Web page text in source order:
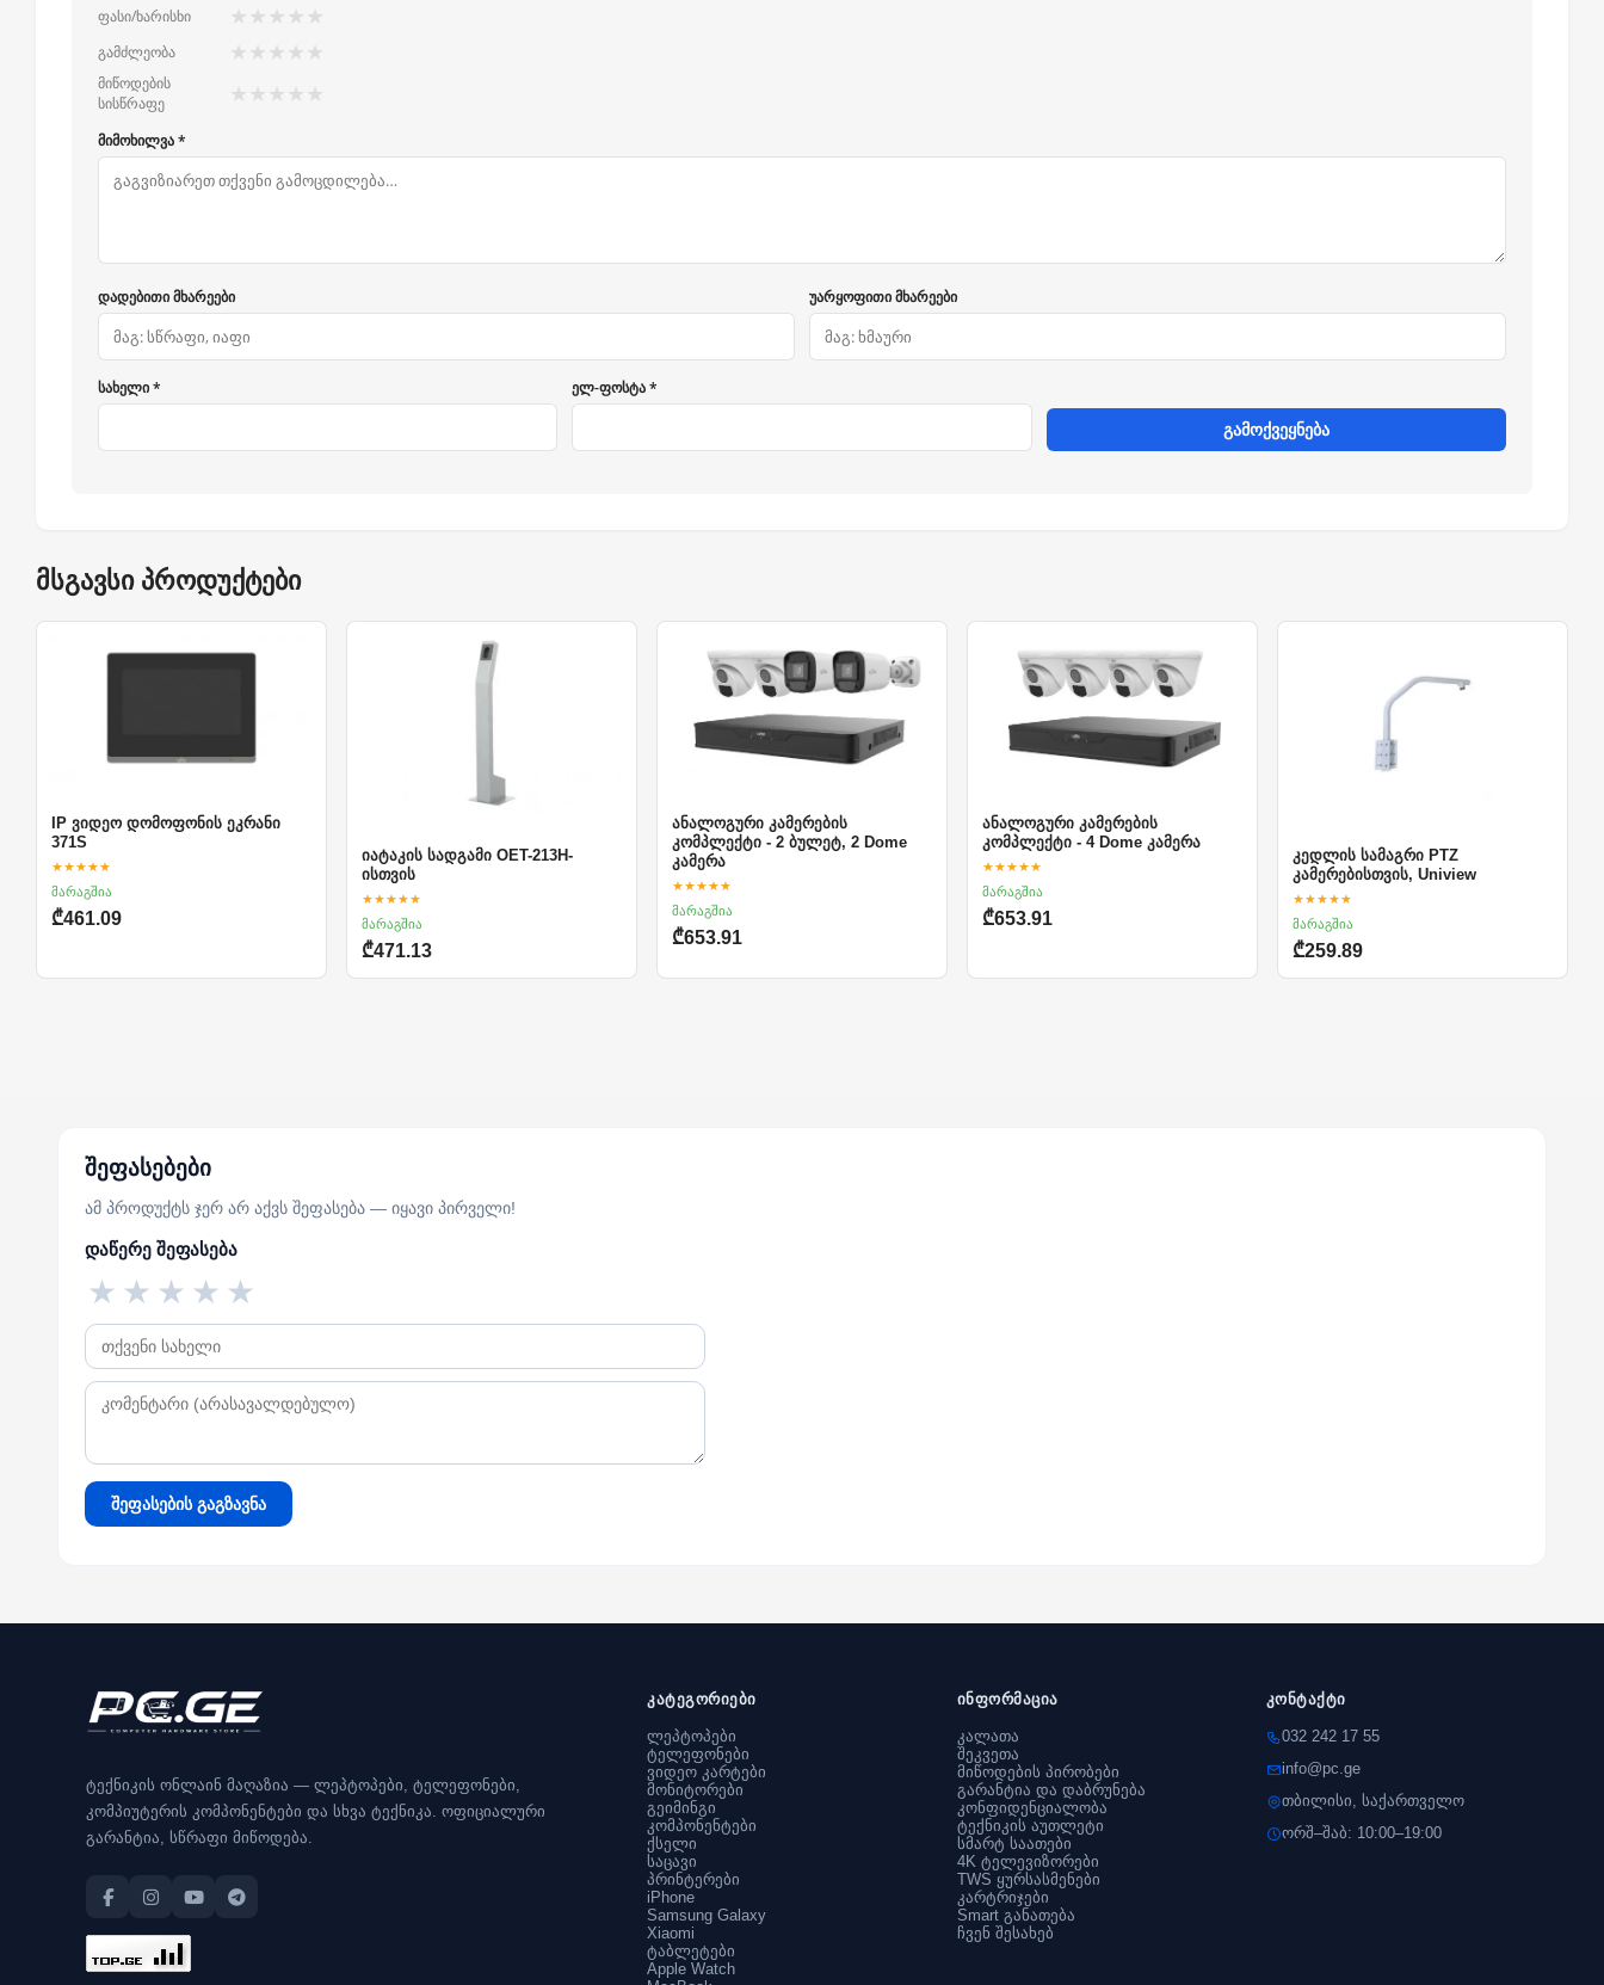
ფასი/ხარისხი
★ ★ ★ ★ ★
გამძლეობა ★ ★ ★ ★ ★
მიწოდების
სისწრაფე
★ ★ ★ ★ ★
მიმოხილვა *
დადებითი მხარეები უარყოფითი მხარეები
სახელი * ელ-ფოსტა *
გამოქვეყნება
მსგავსი პროდუქტები
IP ვიდეო დომოფონის ეკრანი
371S
★★★★★
მარაგშია
₾461.09
იატაკის სადგამი OET-213H-
ისთვის
★★★★★
მარაგშია
₾471.13
ანალოგური კამერების
კომპლექტი - 2 ბულეტ, 2 Dome
კამერა
★★★★★
მარაგშია
₾653.91
ანალოგური კამერების
კომპლექტი - 4 Dome კამერა
★★★★★
მარაგშია
₾653.91
კედლის სამაგრი PTZ
კამერებისთვის, Uniview
★★★★★
მარაგშია
₾259.89
შეფასებები
ამ პროდუქტს ჯერ არ აქვს შეფასება — იყავი პირველი!
დაწერე შეფასება
★
★
★
★
★
შეფასების გაგზავნა
ტექნიკის ონლაინ მაღაზია — ლეპტოპები, ტელეფონები,
კომპიუტერის კომპონენტები და სხვა ტექნიკა. ოფიციალური
გარანტია, სწრაფი მიწოდება.
კატეგორიები
ლეპტოპები
ტელეფონები
ვიდეო კარტები
მონიტორები
გეიმინგი
კომპონენტები
ქსელი
საცავი
პრინტერები
iPhone
Samsung Galaxy
Xiaomi
ტაბლეტები
Apple Watch
ინფორმაცია
კალათა
შეკვეთა
მიწოდების პირობები
გარანტია და დაბრუნება
კონფიდენციალობა
ტექნიკის აუთლეტი
სმარტ საათები
4K ტელევიზორები
TWS ყურსასმენები
კარტრიჯები
Smart განათება
ჩვენ შესახებ
კონტაქტი
032 242 17 55
info@pc.ge
თბილისი, საქართველო
ორშ–შაბ: 10:00–19:00